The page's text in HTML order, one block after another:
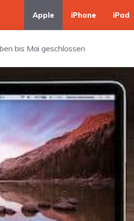
Apple iPhone iPad
bis Mai geschlossen